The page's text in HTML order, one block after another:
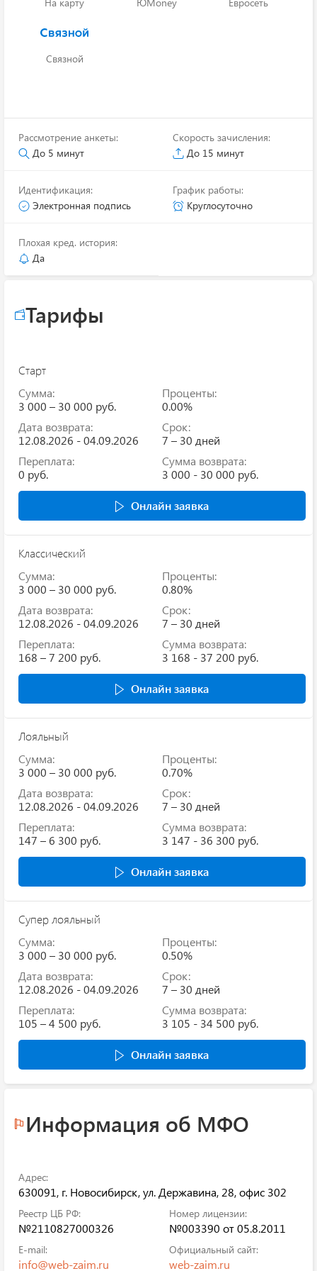
Связной
Рассмотрение анкеты:
До 5 минут
Скорость зачисления:
До 15 минут
Идентификация:
Электронная подпись
График работы:
Круглосуточно
Плохая кред. история:
Да
Тарифы
Старт
Сумма:
3 000 – 30 000 руб.
Проценты:
0.00%
Дата возврата:
12.08.2026 - 04.09.2026
Срок:
7 – 30 дней
Переплата:
0 руб.
Сумма возврата:
3 000 - 30 000 руб.
Онлайн заявка
Классический
Сумма:
3 000 – 30 000 руб.
Проценты:
0.80%
Дата возврата:
12.08.2026 - 04.09.2026
Срок:
7 – 30 дней
Переплата:
168 – 7 200 руб.
Сумма возврата:
3 168 - 37 200 руб.
Онлайн заявка
Лояльный
Сумма:
3 000 – 30 000 руб.
Проценты:
0.70%
Дата возврата:
12.08.2026 - 04.09.2026
Срок:
7 – 30 дней
Переплата:
147 – 6 300 руб.
Сумма возврата:
3 147 - 36 300 руб.
Онлайн заявка
Супер лояльный
Сумма:
3 000 – 30 000 руб.
Проценты:
0.50%
Дата возврата:
12.08.2026 - 04.09.2026
Срок:
7 – 30 дней
Переплата:
105 – 4 500 руб.
Сумма возврата:
3 105 - 34 500 руб.
Онлайн заявка
Информация об МФО
Адрес:
630091, г. Новосибирск, ул. Державина, 28, офис 302
Реестр ЦБ РФ:
№2110827000326
Номер лицензии:
№003390 от 05.8.2011
E-mail:
info@web-zaim.ru
Официальный сайт:
web-zaim.ru